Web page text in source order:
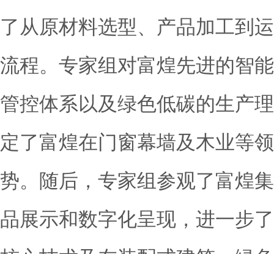
了从原材料选型、产品加工到
流程。专家组对富煌先进的智
管控体系以及绿色低碳的生产
定了富煌在门窗幕墙及木业等
势。随后，专家组参观了富煌
品展示和数字化呈现，进一步